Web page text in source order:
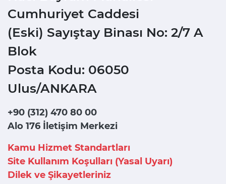
Cumhuriyet Caddesi
(Eski) Sayıştay Binası No: 2/7 A
Blok
Posta Kodu: 06050
Ulus/ANKARA
+90 (312) 470 80 00
Alo 176 İletişim Merkezi
Kamu Hizmet Standartları
Site Kullanım Koşulları (Yasal Uyarı)
Dilek ve Şikayetleriniz